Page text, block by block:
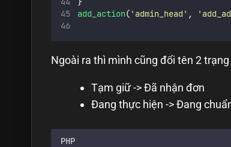
add_action( ' admin_head ' , '
Ngoài ra thì mình cũng đổi tên 2
Tạm giữ -> Đã nhận đơn
Đang thực hiện -> Đang
PHP